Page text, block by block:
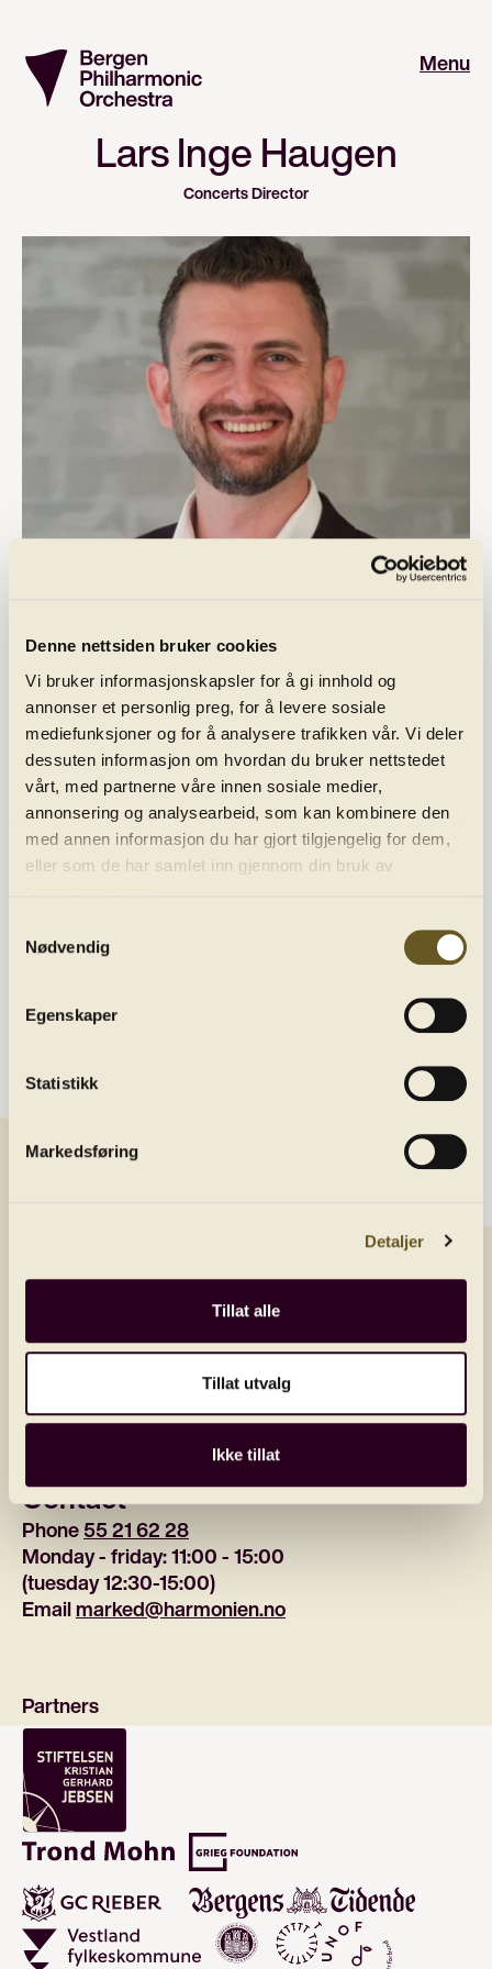
Denne nettsiden bruker cookies
Vi bruker informasjonskapsler for å gi innhold og
annonser et personlig preg, for å levere sosiale
mediefunksjoner og for å analysere trafikken vår. Vi deler
dessuten informasjon om hvordan du bruker nettstedet
vårt, med partnerne våre innen sosiale medier,
annonsering og analysearbeid, som kan kombinere den
med annen informasjon du har gjort tilgjengelig for dem,
eller som de har samlet inn gjennom din bruk av
Nødvendig
Egenskaper
Statistikk
Markedsføring
Detaljer
Tillat alle
Tillat utvalg
Ikke tillat
Menu
Lars Inge Haugen
Concerts Director
E-post:
lars@harmonien.no
About us
Contact
Get the latest news by joining our newsletter
Contact
Phone 55 21 62 28
Monday - friday: 11:00 - 15:00
(tuesday 12:30-15:00)
Email marked@harmonien.no
Partners